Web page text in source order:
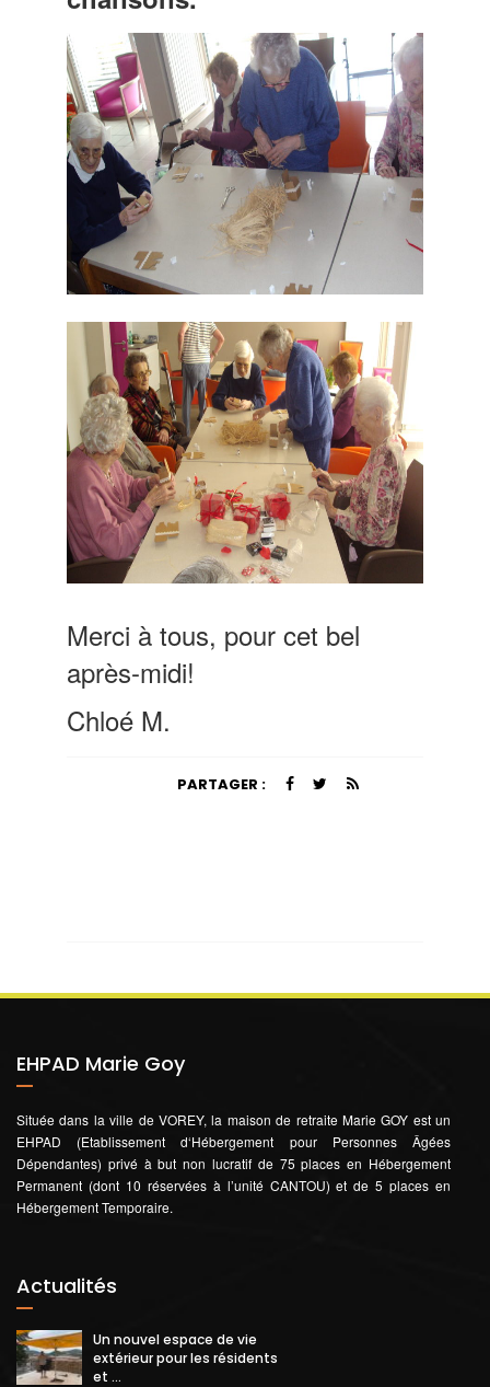
Merci à tous, pour cet bel
après-midi!
Chloé M.
PARTAGER :
EHPAD Marie Goy
Située dans la ville de VOREY, la maison de retraite Marie GOY est un
EHPAD (Etablissement d‘Hébergement pour Personnes Âgées
Dépendantes) privé à but non lucratif de 75 places en Hébergement
Permanent (dont 10 réservées à l’unité CANTOU) et de 5 places en
Hébergement Temporaire.
Actualités
Un nouvel espace de vie
extérieur pour les résidents
et ...